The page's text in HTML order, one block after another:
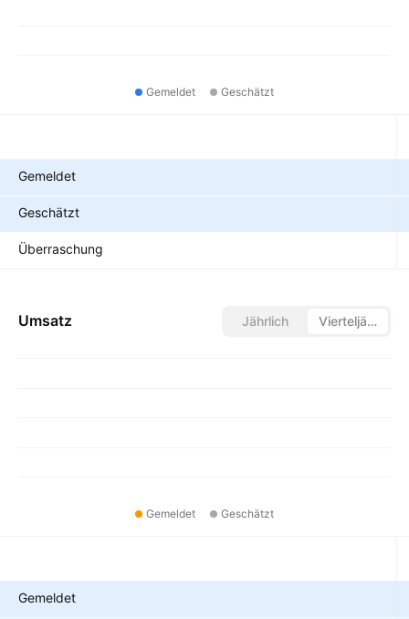
Gemeldet Geschätzt
Gemeldet
Geschätzt
Überraschung
Umsatz Jährlich Vierteljährlich
Gemeldet Geschätzt
Gemeldet